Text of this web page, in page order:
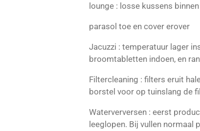
lounge : losse kussens
parasol toe en cover erover
Jacuzzi : temperatuur lager
broomtabletten indoen, en
Filtercleaning : filters eruit
borstel voor op tuinslang de
Waterverversen : eerst
leeglopen. Bij vullen normaal